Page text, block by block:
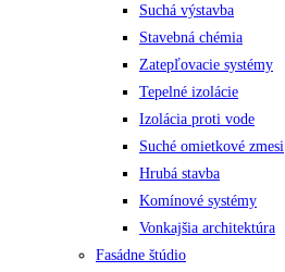
Suchá výstavba
Stavebná chémia
Zatepľovacie systémy
Tepelné izolácie
Izolácia proti vode
Suché omietkové zmesi
Hrubá stavba
Komínové systémy
Vonkajšia architektúra
Fasádne štúdio